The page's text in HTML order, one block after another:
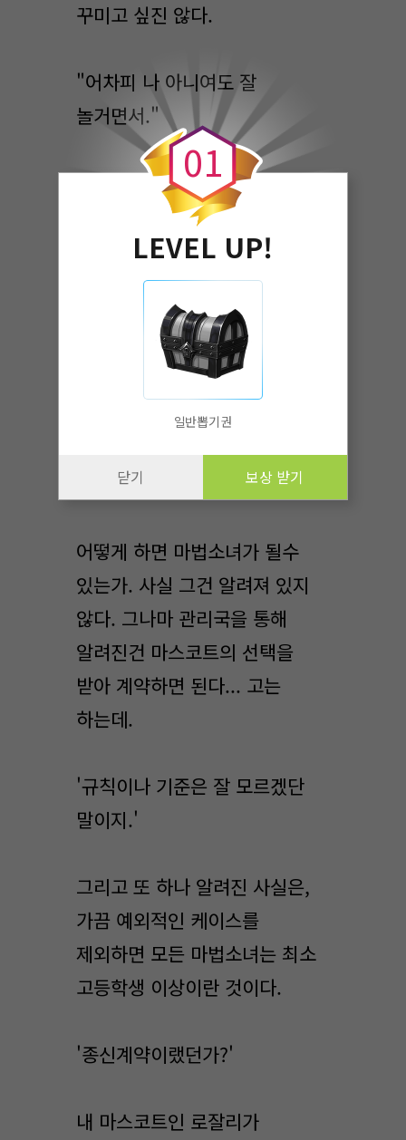
꾸미고 싶진 않다.
"어차피 나 아니여도 잘
놀거면서."
"히히, 그건 그렇지."
린샤 이 녀석도 나 못지 않게
예쁘고 몸매 좋으면서 왜 나한테
이상한 경쟁 의식 비슷한게
있는건지 모르겠다.
"아~. 그나저나 소꿉친구 2명이
전부 마법소녀라니~. 나도 하고
싶다..."
어떻게 하면 마법소녀가 될수
있는가. 사실 그건 알려져 있지
않다. 그나마 관리국을 통해
알려진건 마스코트의 선택을
받아 계약하면 된다... 고는
하는데.
'규칙이나 기준은 잘 모르겠단
말이지.'
그리고 또 하나 알려진 사실은,
가끔 예외적인 케이스를
제외하면 모든 마법소녀는 최소
고등학생 이상이란 것이다.
'종신계약이랬던가?'
내 마스코트인 로잘리가
0
0
1
LEVEL UP!
일반뽑기권
닫기 보상 받기